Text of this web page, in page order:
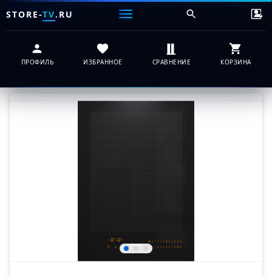
STORE-TV.RU
ПРОФИЛЬ ИЗБРАННОЕ СРАВНЕНИЕ КОРЗИНА